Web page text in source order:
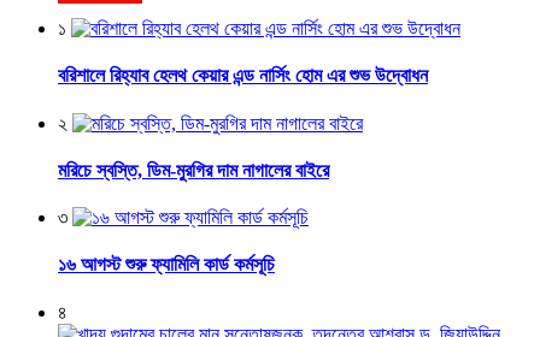
১
বরিশালে রিহ্যাব হেলথ কেয়ার এন্ড নার্সিং হোম এর শুভ উদ্বোধন
২
মরিচে স্বস্তি, ডিম-মুরগির দাম নাগালের বাইরে
৩
১৬ আগস্ট শুরু ফ্যামিলি কার্ড কর্মসূচি
৪